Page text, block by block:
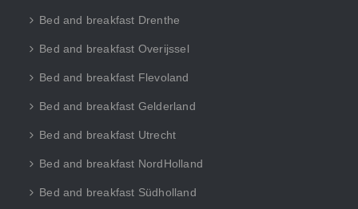
Bed and breakfast Drenthe
Bed and breakfast Overijssel
Bed and breakfast Flevoland
Bed and breakfast Gelderland
Bed and breakfast Utrecht
Bed and breakfast NordHolland
Bed and breakfast Südholland